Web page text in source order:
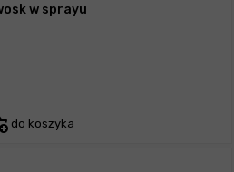
w sprayu
do koszyka